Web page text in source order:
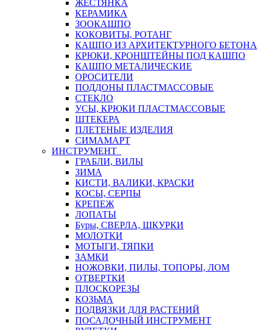
ЖЕСТЯНКА
КЕРАМИКА
ЗООКАШПО
КОКОВИТЫ, РОТАНГ
КАШПО ИЗ АРХИТЕКТУРНОГО БЕТОНА
КРЮКИ, КРОНШТЕЙНЫ ПОД КАШПО
КАШПО МЕТАЛИЧЕСКИЕ
ОРОСИТЕЛИ
ПОДДОНЫ ПЛАСТМАССОВЫЕ
СТЕКЛО
УСЫ, КРЮКИ ПЛАСТМАССОВЫЕ
ШТЕКЕРА
ПЛЕТЕНЫЕ ИЗДЕЛИЯ
СИМАМАРТ
ИНСТРУМЕНТ
ГРАБЛИ, ВИЛЫ
ЗИМА
КИСТИ, ВАЛИКИ, КРАСКИ
КОСЫ, СЕРПЫ
КРЕПЕЖ
ЛОПАТЫ
Буры, СВЕРЛА, ШКУРКИ
МОЛОТКИ
МОТЫГИ, ТЯПКИ
ЗАМКИ
НОЖОВКИ, ПИЛЫ, ТОПОРЫ, ЛОМ
ОТВЕРТКИ
ПЛОСКОРЕЗЫ
КОЗЬМА
ПОДВЯЗКИ ДЛЯ РАСТЕНИЙ
ПОСАДОЧНЫЙ ИНСТРУМЕНТ